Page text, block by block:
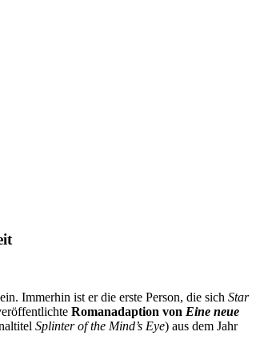
Immerhin ist er die erste Person, die sich Star
Romanadaption von Eine neue
Splinter of the Mind’s Eye) aus dem Jahr